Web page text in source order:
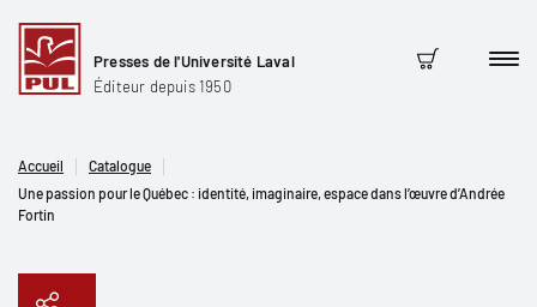
Presses de l'Université Laval
Éditeur depuis 1950
Panier
Accueil
Catalogue
Une passion pour le Québec : identité, imaginaire, espace dans l’œuvre d’Andrée
Fortin